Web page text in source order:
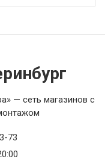
— сеть магазинов с
73